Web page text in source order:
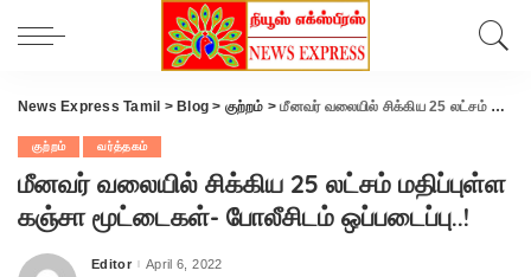
News Express Tamil > Blog > குற்றம் >மீனவர் வலையில் சிக்கிய 25 லட்சம் மதிப்புள்ள கஞ்சா மூட்டைகள்- போலீசிடம் ஒப்படைப்பு..!
குற்றம் வர்த்தகம்
மீனவர் வலையில் சிக்கிய 25 லட்சம் மதிப்புள்ள
கஞ்சா மூட்டைகள்- போலீசிடம் ஒப்படைப்பு..!
Posted
Editor April 6, 2022